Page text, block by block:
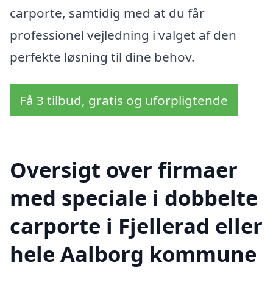
carporte, samtidig med at du får
professionel vejledning i valget af den
perfekte løsning til dine behov.
Få 3 tilbud, gratis og uforpligtende
Oversigt over firmaer
med speciale i dobbelte
carporte i Fjellerad eller
hele Aalborg kommune